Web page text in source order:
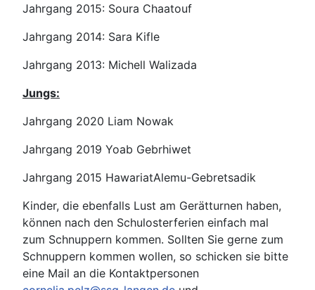
Jahrgang 2015: Soura Chaatouf
Jahrgang 2014: Sara Kifle
Jahrgang 2013: Michell Walizada
Jungs:
Jahrgang 2020 Liam Nowak
Jahrgang 2019 Yoab Gebrhiwet
Jahrgang 2015 HawariatAlemu-Gebretsadik
Kinder, die ebenfalls Lust am Gerätturnen haben,
können nach den Schulosterferien einfach mal
zum Schnuppern kommen. Sollten Sie gerne zum
Schnuppern kommen wollen, so schicken sie bitte
eine Mail an die Kontaktpersonen